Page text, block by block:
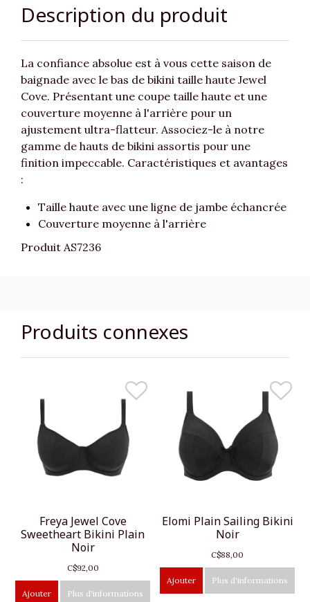
Description du produit
La confiance absolue est à vous cette saison de
baignade avec le bas de bikini taille haute Jewel
Cove. Présentant une coupe taille haute et une
couverture moyenne à l'arrière pour un
ajustement ultra-flatteur. Associez-le à notre
gamme de hauts de bikini assortis pour une
finition impeccable. Caractéristiques et avantages
:
Taille haute avec une ligne de jambe échancrée
Couverture moyenne à l'arrière
Produit AS7236
Produits connexes
Freya Jewel Cove
Sweetheart Bikini Plain
Noir
C$92,00
Ajouter Plus d'informations
Elomi Plain Sailing Bikini
Noir
C$88,00
Ajouter Plus d'informations